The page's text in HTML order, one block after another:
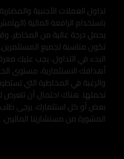
تداول العملات الأجنبية والمضاربة
باستخدام الرافعة المالية
يحمل درجة عالية من المخاطر،
تكون مناسبة لجميع
البدء في التداول، يجب عليك
أهدافك الاستثمارية، مستوى
والرغبة في المخاطرة التي
تحملها. هناك احتمال أن تتعرض
بعض أو كل استثمارك. يرجى طلب
المشورة من مستشارينا الماليين.